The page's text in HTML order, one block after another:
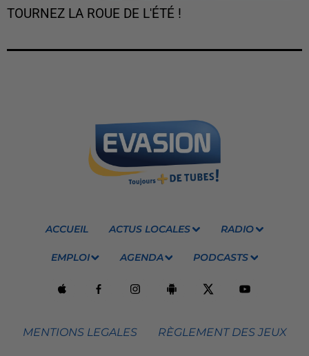
TOURNEZ LA ROUE DE L'ÉTÉ !
ACCUEIL ACTUS LOCALES RADIO
EMPLOI AGENDA PODCASTS
MENTIONS LEGALES RÈGLEMENT DES JEUX